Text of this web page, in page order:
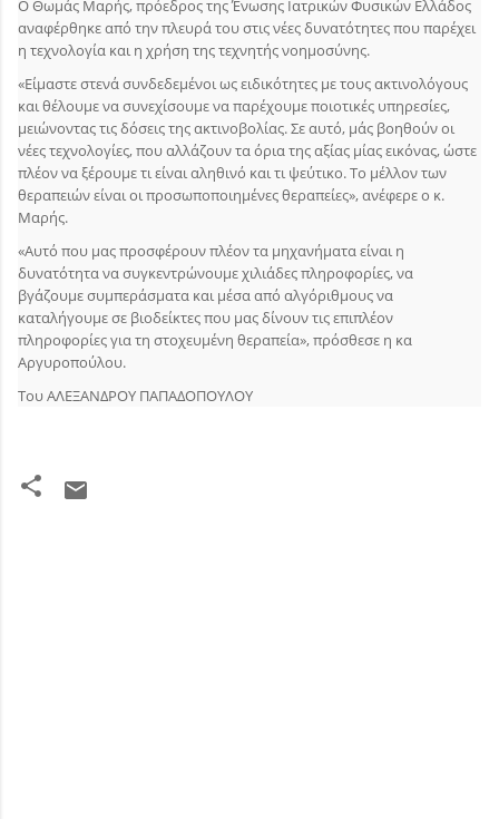
Ο Θωμάς Μαρής, πρόεδρος της Ένωσης Ιατρικών Φυσικών Ελλάδος
αναφέρθηκε από την πλευρά του στις νέες δυνατότητες που παρέχει
η τεχνολογία και η χρήση της τεχνητής νοημοσύνης.
«Είμαστε στενά συνδεδεμένοι ως ειδικότητες με τους ακτινολόγους
και θέλουμε να συνεχίσουμε να παρέχουμε ποιοτικές υπηρεσίες,
μειώνοντας τις δόσεις της ακτινοβολίας. Σε αυτό, μάς βοηθούν οι
νέες τεχνολογίες, που αλλάζουν τα όρια της αξίας μίας εικόνας, ώστε
πλέον να ξέρουμε τι είναι αληθινό και τι ψεύτικο. Το μέλλον των
θεραπειών είναι οι προσωποποιημένες θεραπείες», ανέφερε ο κ.
Μαρής.
«Αυτό που μας προσφέρουν πλέον τα μηχανήματα είναι η
δυνατότητα να συγκεντρώνουμε χιλιάδες πληροφορίες, να
βγάζουμε συμπεράσματα και μέσα από αλγόριθμους να
καταλήγουμε σε βιοδείκτες που μας δίνουν τις επιπλέον
πληροφορίες για τη στοχευμένη θεραπεία», πρόσθεσε η κα
Αργυροπούλου.
Του ΑΛΕΞΑΝΔΡΟΥ ΠΑΠΑΔΟΠΟΥΛΟΥ